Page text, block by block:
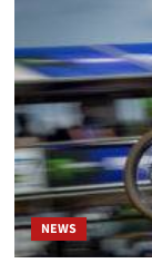
ist
in
der
Tat
eine
NEWS